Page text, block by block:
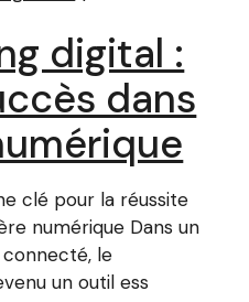
digital :
dans
clé pour la réussite
numérique Dans un
le
un outil ess